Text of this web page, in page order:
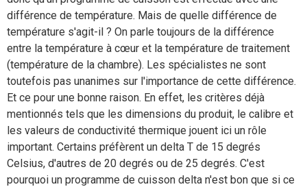
différence de température. Mais de quelle différence de
température s'agit-il ? On parle toujours de la différence
entre la température à cœur et la température de traitement
(température de la chambre). Les spécialistes ne sont
toutefois pas unanimes sur l'importance de cette différence.
Et ce pour une bonne raison. En effet, les critères déjà
mentionnés tels que les dimensions du produit, le calibre et
les valeurs de conductivité thermique jouent ici un rôle
important. Certains préfèrent un delta T de 15 degrés
Celsius, d'autres de 20 degrés ou de 25 degrés. C'est
pourquoi un programme de cuisson delta n'est bon que si ce